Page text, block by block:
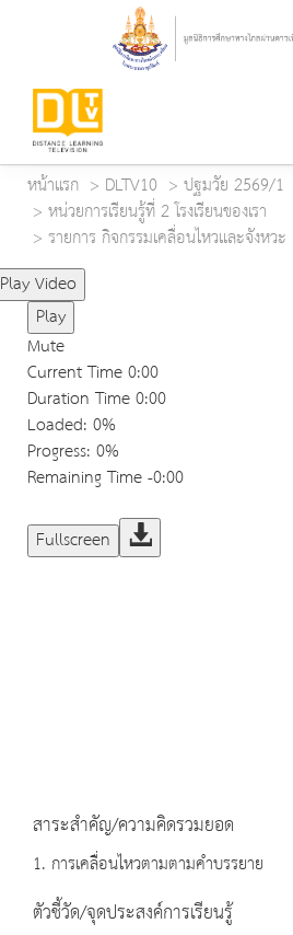
หน้าแรก DLTV10
ปฐมวัย 2569/1
หน่วยการเรียนรู้ที่ 2 โรงเรียนของเรา
รายการ กิจกรรมเคลื่อนไหวและจังหวะ
Play Video
Play
Mute
Current Time0:00
Duration Time0:00
Loaded: 0%
Progress: 0%
Remaining Time-0:00
Fullscreen
สาระสำคัญ/ความคิดรวมยอด
1. การเคลื่อนไหวตามตามคำบรรยาย
ตัวชี้วัด/จุดประสงค์การเรียนรู้